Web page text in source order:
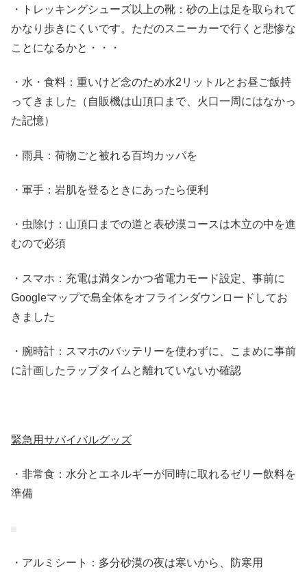
・トレッキングシューズ以上の靴：砂の上は足を取られて
かなり歩きにくいです。ただのスニーカーで行くと悲惨な
ことになるかと・・・
・水・食料：重いけど念のため水2リットルとお昼ご飯持
ってきました（自販機は山頂口まで、火口一周にはなかっ
た記憶）
・雨具：荷物ごと被れる百均カッパを
・軍手：岩肌を登るときにあったら便利
・虫除け：山頂口までの道と表砂漠コースは木立の中を進
むので必須
・スマホ：充電は満タンかつ省電力モード設定、事前に
Googleマップで島全体をオフラインダウンロードしてお
きました
・腕時計：スマホのバッテリーを使わずに、こまめに事前
に計画したラップタイムと離れていないか確認
緊急用サバイバルグッズ
・非常食：水分とエネルギーが同時に取れるゼリー飲料を
準備
・アルミシート：多分砂漠の夜は寒いから、防寒用